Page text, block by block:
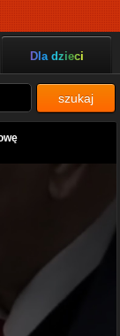
Dla dzieci
szukaj